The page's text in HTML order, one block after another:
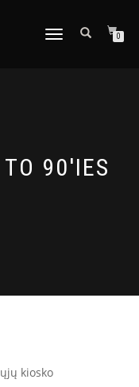
TOGGLE
0
90'IES
kiosko